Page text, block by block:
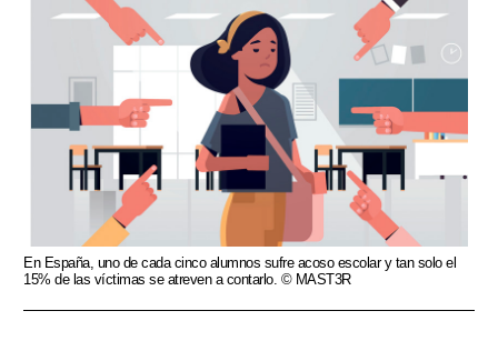
En España, uno de cada cinco alumnos sufre acoso escolar y tan solo el
15% de las víctimas se atreven a contarlo. © MAST3R